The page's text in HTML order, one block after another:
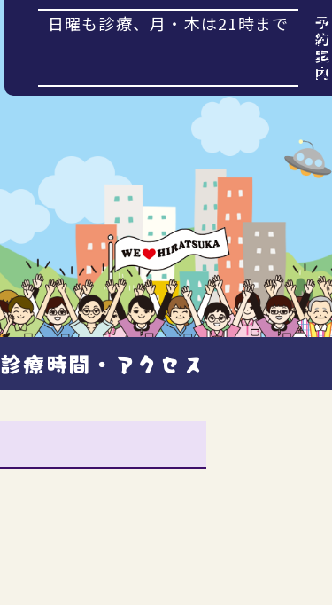
日曜も診療、月・木は21時まで 予
約
案
内
ア
ク
セ
ス
診療時間・アクセス